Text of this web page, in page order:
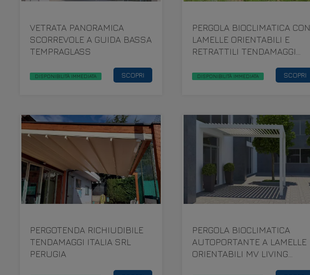
VETRATA PANORAMICA
SCORREVOLE A GUIDA BASSA
TEMPRAGLASS
DISPONIBILITÀ IMMEDIATA SCOPRI
PERGOLA BIOCLIMATICA CON
LAMELLE ORIENTABILI E
RETRATTILI TENDAMAGGI
DISPONIBILITÀ IMMEDIATA SCOPRI
PERGOTENDA RICHIUDIBILE
TENDAMAGGI ITALIA SRL
PERUGIA
PERGOLA BIOCLIMATICA
AUTOPORTANTE A LAMELLE
ORIENTABILI MV LIVING